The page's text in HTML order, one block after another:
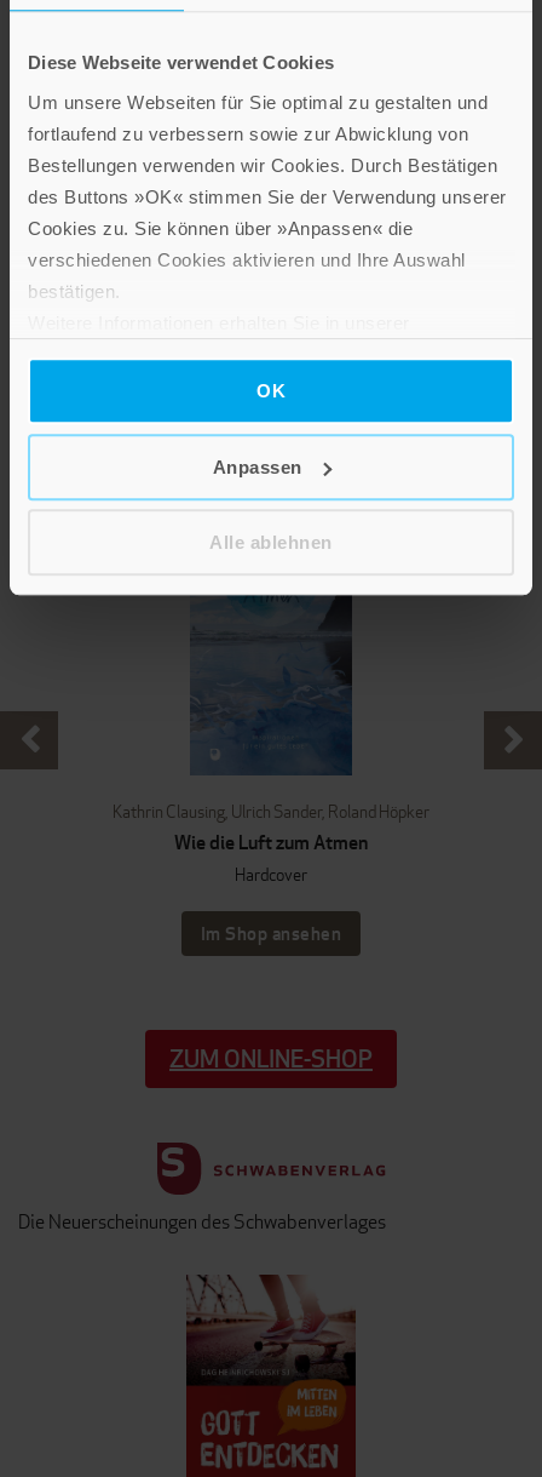
Diese Webseite verwendet Cookies
Um unsere Webseiten für Sie optimal zu gestalten und
fortlaufend zu verbessern sowie zur Abwicklung von
Bestellungen verwenden wir Cookies. Durch Bestätigen
des Buttons »OK« stimmen Sie der Verwendung unserer
Cookies zu. Sie können über »Anpassen« die
verschiedenen Cookies aktivieren und Ihre Auswahl
bestätigen.
OK
Anpassen
Alle ablehnen
Kathrin Salzwedel
Klaraslife – Vegane und vegetarische Wohlfühlgerichte
Im Shop ansehen
Die Neuerscheinungen des Verlages am Eschbach
Kathrin Clausing, Ulrich Sander, Roland Höpker
Wie die Luft zum Atmen
Hardcover
Im Shop ansehen
ZUM ONLINE-SHOP
Die Neuerscheinungen des Schwabenverlages